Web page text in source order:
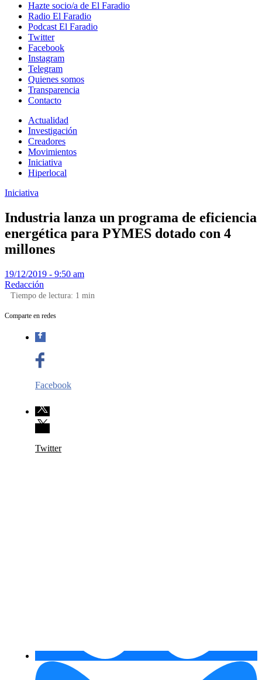
Hazte socio/a de El Faradio
Radio El Faradio
Podcast El Faradio
Twitter
Facebook
Instagram
Telegram
Quienes somos
Transparencia
Contacto
Actualidad
Investigación
Creadores
Movimientos
Iniciativa
Hiperlocal
Iniciativa
Industria lanza un programa de eficiencia
energética para PYMES dotado con 4
millones
19/12/2019 - 9:50 am
Redacción
Tiempo de lectura: 1 min
Comparte en redes
Facebook
Twitter